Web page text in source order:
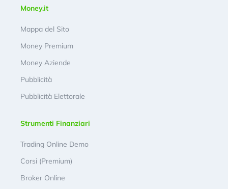
Money.it
Mappa del Sito
Money Premium
Money Aziende
Pubblicità
Pubblicità Elettorale
Strumenti Finanziari
Trading Online Demo
Corsi (Premium)
Broker Online